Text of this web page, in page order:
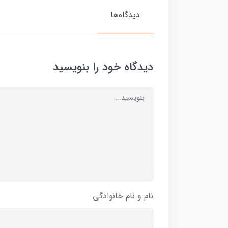
دیدگاه‌ها
دیدگاه خود را بنویسید
نام و نام خانوادگی